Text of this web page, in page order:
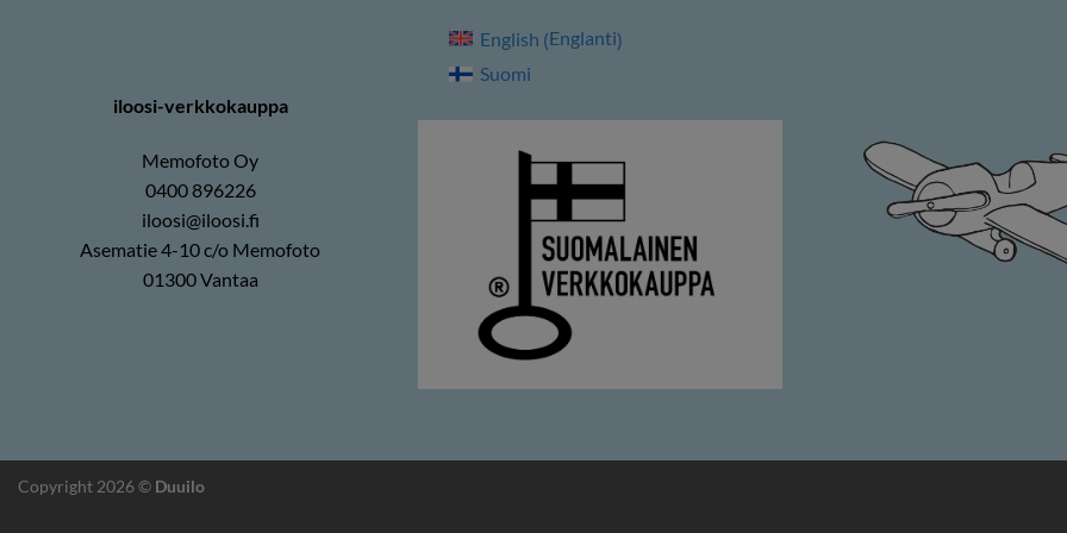
iloosi-verkkokauppa
Memofoto Oy
0400 896226
iloosi@iloosi.fi
Asematie 4-10 c/o Memofoto
01300 Vantaa
English (Englanti)
Suomi
Copyright 2026 © Duuilo